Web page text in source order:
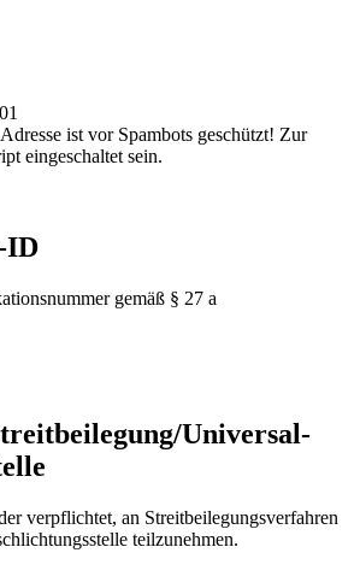
ist vor Spambots geschützt! Zur
eingeschaltet sein.
ID
gemäß § 27 a
Universal­
verpflichtet, an Streitbeilegungsverfahren
teilzunehmen.